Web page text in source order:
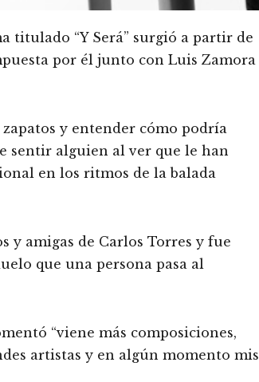
titulado “Y Será” surgió a partir de
por él junto con Luis Zamora
y entender cómo podría
sentir alguien al ver que le han
en los ritmos de la balada
y amigas de Carlos Torres y fue
que una persona pasa al
“viene más composiciones,
artistas y en algún momento mis